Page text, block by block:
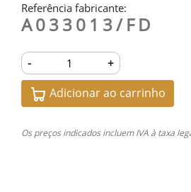
Referência fabricante:
A033013/FD
- +
Adicionar ao carrinho
Os preços indicados incluem IVA à taxa